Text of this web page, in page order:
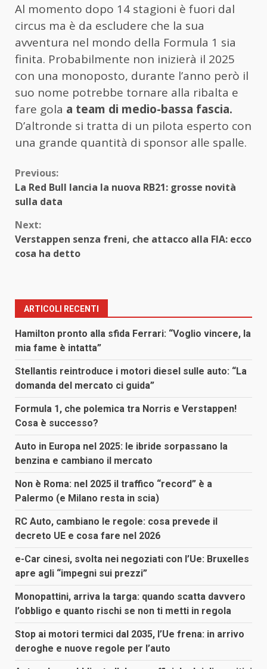
Al momento dopo 14 stagioni è fuori dal
circus ma è da escludere che la sua
avventura nel mondo della Formula 1 sia
finita. Probabilmente non inizierà il 2025
con una monoposto, durante l’anno però il
suo nome potrebbe tornare alla ribalta e
fare gola a team di medio-bassa fascia.
D’altronde si tratta di un pilota esperto con
una grande quantità di sponsor alle spalle.
Continue
Reading
Previous:
La Red Bull lancia la nuova RB21: grosse novità
sulla data
Next:
Verstappen senza freni, che attacco alla FIA: ecco
cosa ha detto
ARTICOLI RECENTI
Hamilton pronto alla sfida Ferrari: “Voglio vincere, la
mia fame è intatta”
Stellantis reintroduce i motori diesel sulle auto: “La
domanda del mercato ci guida”
Formula 1, che polemica tra Norris e Verstappen!
Cosa è successo?
Auto in Europa nel 2025: le ibride sorpassano la
benzina e cambiano il mercato
Non è Roma: nel 2025 il traffico “record” è a
Palermo (e Milano resta in scia)
RC Auto, cambiano le regole: cosa prevede il
decreto UE e cosa fare nel 2026
e-Car cinesi, svolta nei negoziati con l’Ue: Bruxelles
apre agli “impegni sui prezzi”
Monopattini, arriva la targa: quando scatta davvero
l’obbligo e quanto rischi se non ti metti in regola
Stop ai motori termici dal 2035, l’Ue frena: in arrivo
deroghe e nuove regole per l’auto